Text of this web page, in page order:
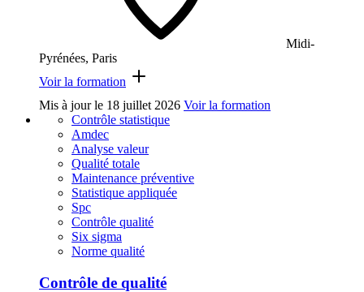
Midi-
Pyrénées, Paris
Voir la formation
Mis à jour le 18 juillet 2026 Voir la formation
Contrôle statistique
Amdec
Analyse valeur
Qualité totale
Maintenance préventive
Statistique appliquée
Spc
Contrôle qualité
Six sigma
Norme qualité
Contrôle de qualité